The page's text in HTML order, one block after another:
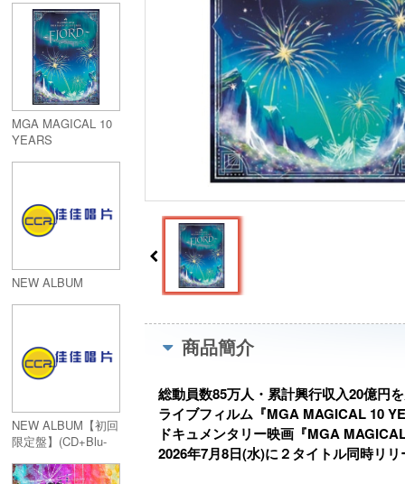
FILM ～THE
ORIGIN～(Blu-ray)
MGA MAGICAL 10
YEARS
NEW ALBUM
NEW ALBUM【初回
限定盤】(CD+Blu-
商品簡介
総動員数85万人・累計興行収入20億円
ライブフィルム『MGA MAGICAL 10
ドキュメンタリー映画『MGA
2026年7月8日(水)に２タイトル同時リ